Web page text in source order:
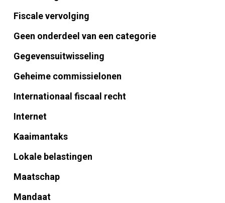
Fiscale vervolging
Geen onderdeel van een categorie
Gegevensuitwisseling
Geheime commissielonen
Internationaal fiscaal recht
Internet
Kaaimantaks
Lokale belastingen
Maatschap
Mandaat